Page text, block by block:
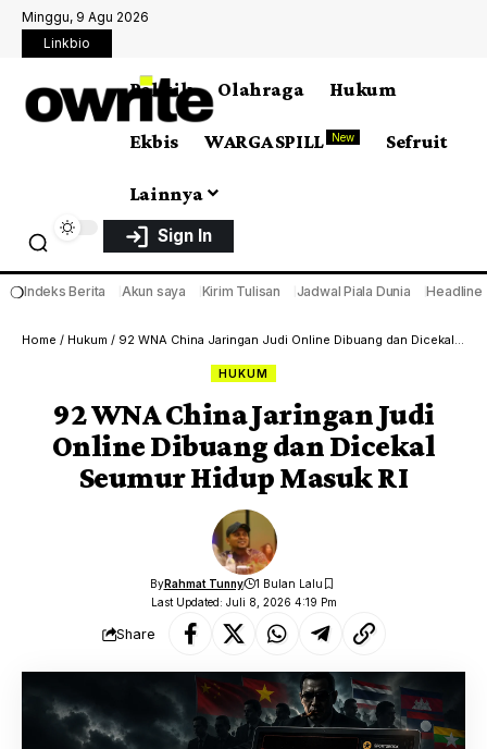
Minggu, 9 Agu 2026
Linkbio
Politik Olahraga Hukum
Ekbis WARGA SPILL New Sefruit
Lainnya
Sign In
❍Indeks Berita Akun saya Kirim Tulisan Jadwal Piala Dunia Headline
Home / Hukum / 92 WNA China Jaringan Judi Online Dibuang dan Dicekal Seumur Hidup Masuk RI
HUKUM
92 WNA China Jaringan Judi
Online Dibuang dan Dicekal
Seumur Hidup Masuk RI
Last Updated: Juli 8, 2026 4:19 Pm
ByRahmat Tunny 1 Bulan Lalu
Share